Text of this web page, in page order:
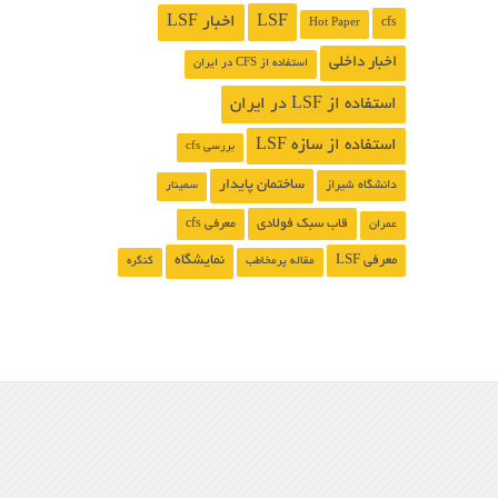
cfs
Hot Paper
LSF اخبار LSF
اخبار داخلی استفاده از CFS در ایران
استفاده از LSF در ایران
استفاده از سازه LSF بررسی cfs
دانشگاه شیراز ساختمان پایدار سمینار
عمران قاب سبک فولادی معرفی cfs
معرفی LSF مقاله پرمخاطب نمایشگاه کنگره